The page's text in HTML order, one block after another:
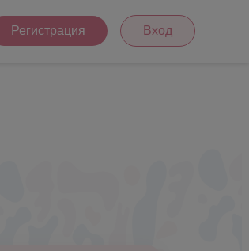
Регистрация Вход